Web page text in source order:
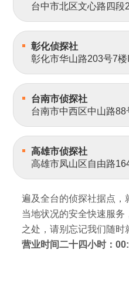
台中市北区文心路四段
彰化侦探社
彰化市华山路203号7楼
台南市侦探社
台南市中西区中山路88
高雄市侦探社
高雄市凤山区自由路
遍及全台的侦探社据点，
当地状况的安全快速服
之处，请别忘记我们随时
营业时间二十四小时：